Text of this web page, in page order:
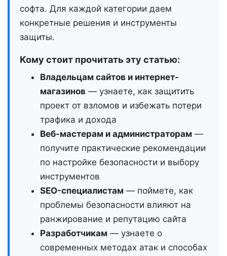
софта. Для каждой категории даем
конкретные решения и инструменты
защиты.
Кому стоит прочитать эту статью:
Владельцам сайтов и интернет-
магазинов — узнаете, как защитить
проект от взломов и избежать потери
трафика и дохода
Веб-мастерам и администраторам —
получите практические рекомендации
по настройке безопасности и выбору
инструментов
SEO-специалистам — поймете, как
проблемы безопасности влияют на
ранжирование и репутацию сайта
Разработчикам — узнаете о
современных методах атак и способах